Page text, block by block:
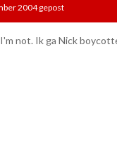
2004gepost
not. Ik ga Nick